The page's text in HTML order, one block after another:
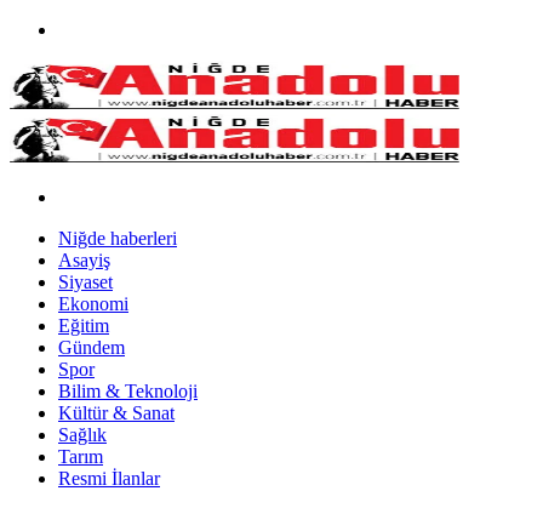
Niğde haberleri
Asayiş
Siyaset
Ekonomi
Eğitim
Gündem
Spor
Bilim & Teknoloji
Kültür & Sanat
Sağlık
Tarım
Resmi İlanlar